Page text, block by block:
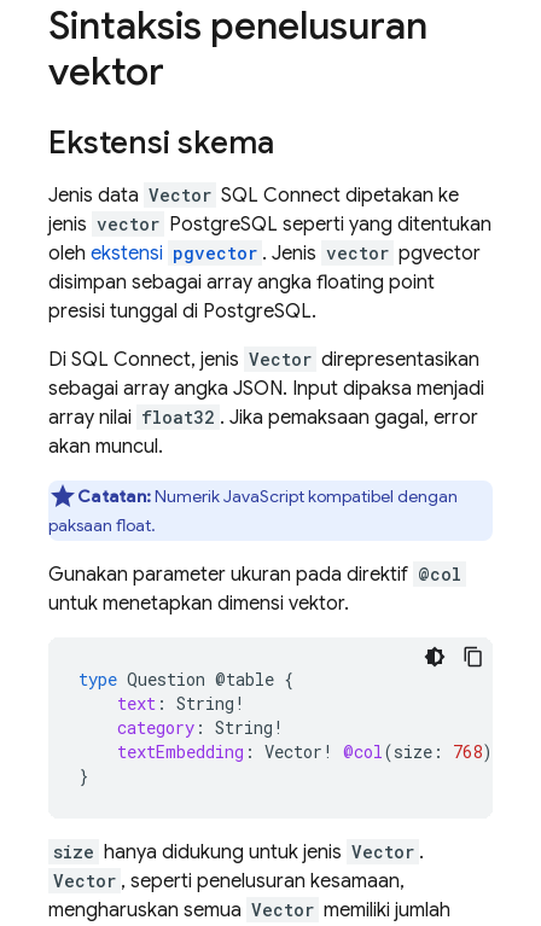
Sintaksis penelusuran
vektor
Ekstensi skema
Jenis data Vector SQL Connect dipetakan ke
jenis vector PostgreSQL seperti yang ditentukan
oleh ekstensi pgvector . Jenis vector pgvector
disimpan sebagai array angka floating point
presisi tunggal di PostgreSQL.
Di SQL Connect, jenis Vector direpresentasikan
sebagai array angka JSON. Input dipaksa menjadi
array nilai float32 . Jika pemaksaan gagal, error
akan muncul.
Catatan:Numerik JavaScript kompatibel dengan
paksaan float.
Gunakan parameter ukuran pada direktif @col
untuk menetapkan dimensi vektor.
type Question @table {
text : String !
category : String !
textEmbedding : Vector ! @col(size : 768)
}
size hanya didukung untuk jenis Vector .
Vector , seperti penelusuran kesamaan,
mengharuskan semua Vector memiliki jumlah